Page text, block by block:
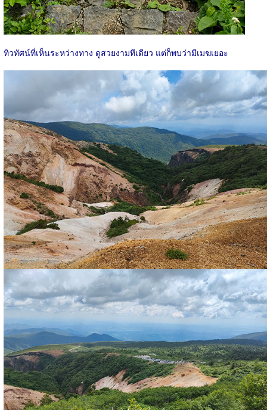
ทิวทัศน์ที่เห็นระหว่างทาง ดูสวยงามทีเดียว แต่ก็พบว่ามีเมฆเยอะ